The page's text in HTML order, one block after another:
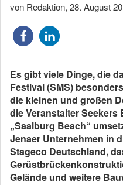
von Redaktion, 28. August
Es gibt viele Dinge, die
Festival (SMS)
die kleinen und großen
die Veranstalter Seekers
„Saalburg Beach“
Jenaer Unternehmen in
Stageco Deutschland,
Gelände und weitere